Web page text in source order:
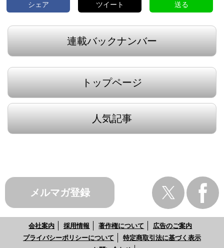
シェア ツイート 送る
連載バックナンバー
トップページ
人気記事
メルマガ登録
会社案内 採用情報 著作権について
広告のご案内
プライバシーポリシーについて
特定商取引法に基づく表示